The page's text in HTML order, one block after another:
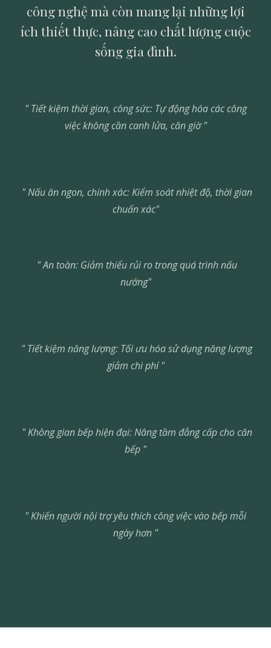
công nghệ mà còn mang lại những lợi
ích thiết thực, nâng cao chất lượng cuộc
sống gia đình.
" Tiết kiệm thời gian, công sức: Tự động hóa các công
việc không cần canh lửa, căn giờ "
" Nấu ăn ngon, chính xác: Kiểm soát nhiệt độ, thời gian
chuẩn xác"
" An toàn: Giảm thiểu rủi ro trong quá trình nấu
nướng"
"Tiết kiệm năng lượng: Tối ưu hóa sử dụng năng lượng
giảm chi phí"
" Không gian bếp hiện đại: Nâng tầm đẳng cấp cho căn
bếp "
"Khiến người nội trợ yêu thích công việc vào bếp mỗi
ngày hơn "